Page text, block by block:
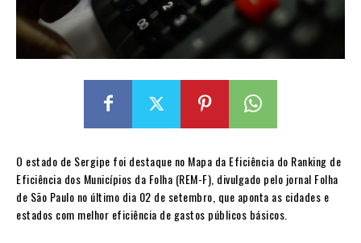
O estado de Sergipe foi destaque no Mapa da Eficiência do Ranking de
Eficiência dos Municípios da Folha (REM-F), divulgado pelo jornal Folha
de São Paulo no último dia 02 de setembro, que aponta as cidades e
estados com melhor eficiência de gastos públicos básicos.